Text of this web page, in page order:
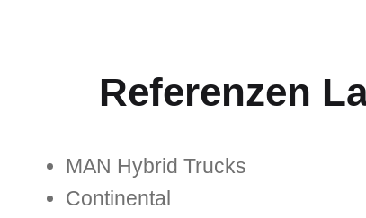
Referenzen
MAN Hybrid Trucks
Continental